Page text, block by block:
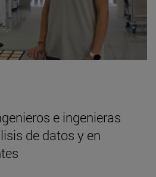
e ingenieras
de datos y en